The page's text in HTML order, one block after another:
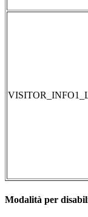
Modalità per